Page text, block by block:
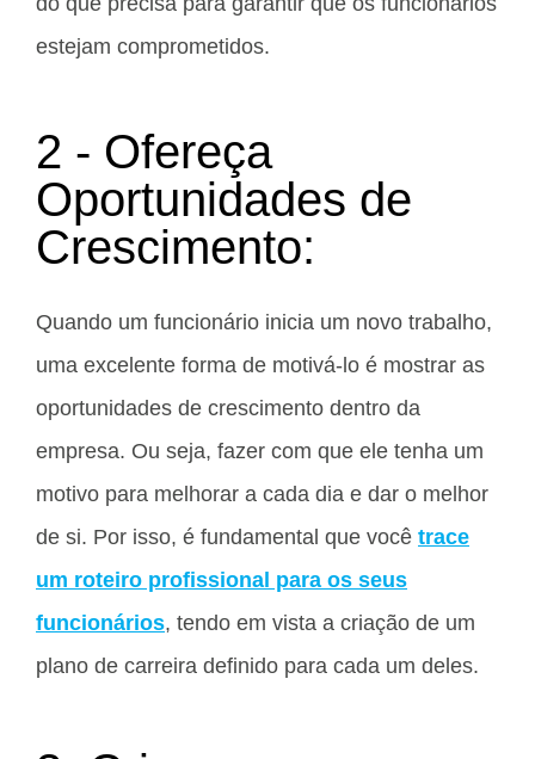
estejam comprometidos.
2 - Ofereça
Oportunidades de
Crescimento:
Quando um funcionário inicia um novo trabalho,
uma excelente forma de motivá-lo é mostrar as
oportunidades de crescimento dentro da
empresa. Ou seja, fazer com que ele tenha um
motivo para melhorar a cada dia e dar o melhor
de si. Por isso, é fundamental que você trace
um roteiro profissional para os seus
funcionários, tendo em vista a criação de um
plano de carreira definido para cada um deles.